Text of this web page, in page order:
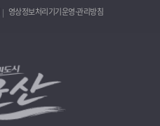
영상정보처리기기운영·관리방침